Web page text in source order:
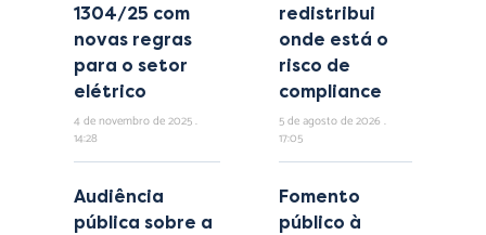
1304/25 com
novas regras
para o setor
elétrico
4 de novembro de 2025
14:28
Audiência
pública sobre a
redistribui
onde está o
risco de
compliance
5 de agosto de 2026
17:05
Fomento
público à